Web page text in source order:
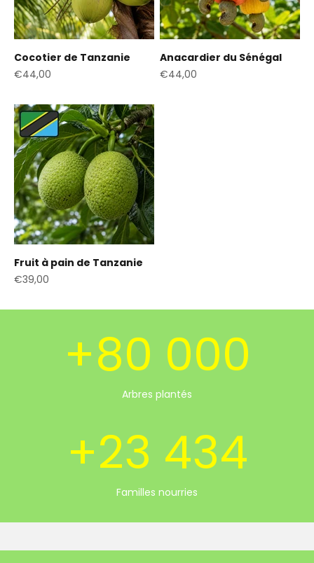
Cocotier de Tanzanie
Prix de vente
€44,00
Anacardier du Sénégal
Prix de vente
€44,00
Fruit à pain de Tanzanie
Prix de vente
€39,00
+80 000
Arbres plantés
+23 434
Familles nourries